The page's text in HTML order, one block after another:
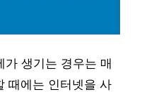
가 생기는 경우는 매
때에는 인터넷을 사